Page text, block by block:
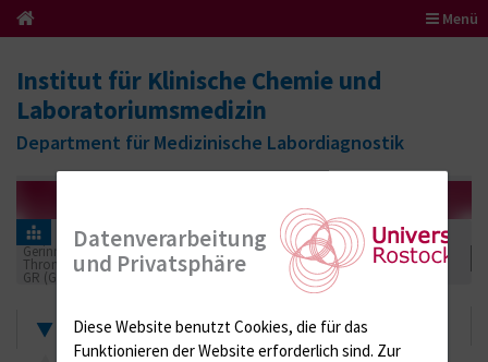
Menü
Institut für Klinische Chemie und
Laboratoriumsmedizin
Department für Medizinische Labordiagnostik
Informationen für Einsender
Ringversuchszertifikate
Gerinnung / Gerinnungsaktivierung / Gerinnungsfaktoren /
Thrombozytenfunktion / Antikoagulation
GR (Gerinnung) 2025
Zertifikate
Datenverarbeitung
und Privatsphäre
Diese Website benutzt Cookies, die für das
Funktionieren der Website erforderlich sind. Zur